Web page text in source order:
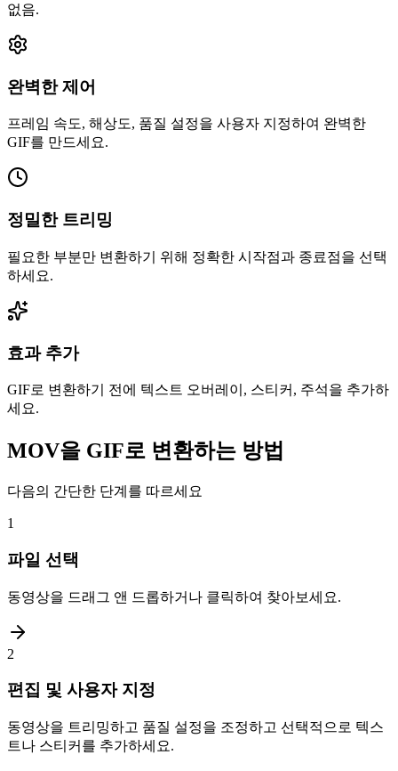
없음.
완벽한 제어
프레임 속도, 해상도, 품질 설정을 사용자 지정하여 완벽한
GIF를 만드세요.
정밀한 트리밍
필요한 부분만 변환하기 위해 정확한 시작점과 종료점을 선택
하세요.
효과 추가
GIF로 변환하기 전에 텍스트 오버레이, 스티커, 주석을 추가하
세요.
MOV을 GIF로 변환하는 방법
다음의 간단한 단계를 따르세요
1
파일 선택
동영상을 드래그 앤 드롭하거나 클릭하여 찾아보세요.
2
편집 및 사용자 지정
동영상을 트리밍하고 품질 설정을 조정하고 선택적으로 텍스
트나 스티커를 추가하세요.